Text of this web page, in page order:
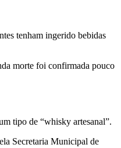
tenham ingerido bebidas
morte foi confirmada pouco
tipo de “whisky artesanal”.
Secretaria Municipal de